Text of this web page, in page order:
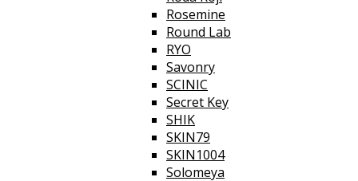
Rosemine
Round Lab
RYO
Savonry
SCINIC
Secret Key
SHIK
SKIN79
SKIN1004
Solomeya